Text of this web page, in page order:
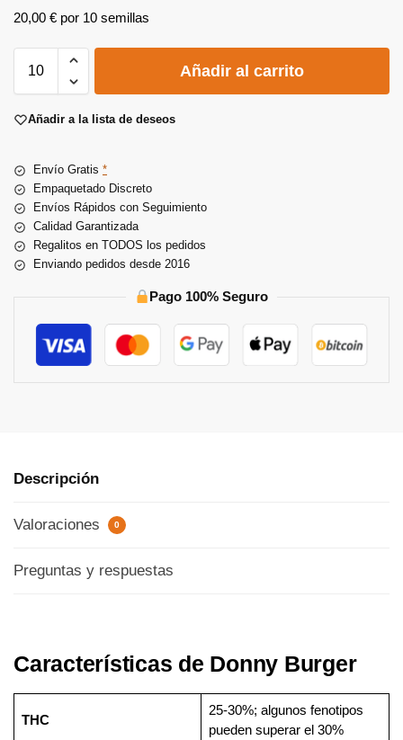
20,00 € por 10 semillas
Añadir al carrito
Añadir a la lista de deseos
Envío Gratis *
Empaquetado Discreto
Envíos Rápidos con Seguimiento
Calidad Garantizada
Regalitos en TODOS los pedidos
Enviando pedidos desde 2016
Pago 100% Seguro
Descripción
Valoraciones 0
Preguntas y respuestas
Características de Donny Burger
THC
25-30%; algunos fenotipos
pueden superar el 30%